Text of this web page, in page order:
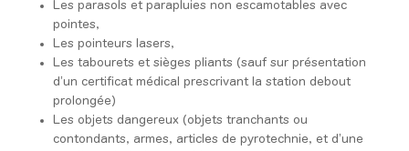
Les parasols et parapluies non escamotables avec
pointes,
Les pointeurs lasers,
Les tabourets et sièges pliants (sauf sur présentation
d’un certificat médical prescrivant la station debout
prolongée)
Les objets dangereux (objets tranchants ou
contondants, armes, articles de pyrotechnie, et d’une